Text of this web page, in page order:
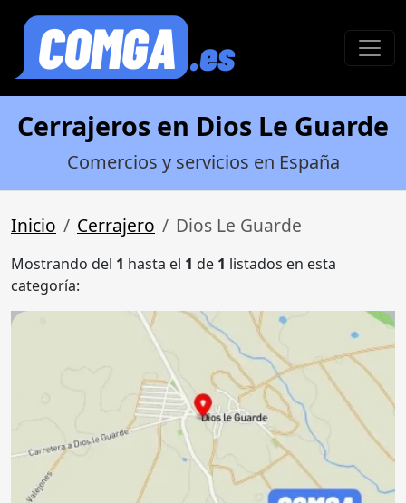
Cerrajeros en Dios Le Guarde
Comercios y servicios en España
Inicio Cerrajero Dios Le Guarde
Mostrando del 1 hasta el 1 de 1 listados en esta
categoría: